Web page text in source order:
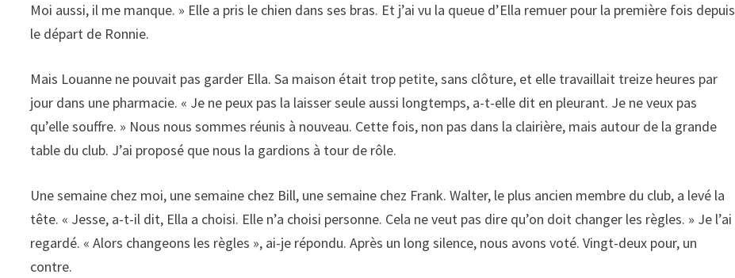
Moi aussi, il me manque. » Elle a pris le chien dans ses bras. Et j’ai vu la queue d’Ella remuer pour la première fois depuis
le départ de Ronnie.
Mais Louanne ne pouvait pas garder Ella. Sa maison était trop petite, sans clôture, et elle travaillait treize heures par
jour dans une pharmacie. « Je ne peux pas la laisser seule aussi longtemps, a-t-elle dit en pleurant. Je ne veux pas
qu’elle souffre. » Nous nous sommes réunis à nouveau. Cette fois, non pas dans la clairière, mais autour de la grande
table du club. J’ai proposé que nous la gardions à tour de rôle.
Une semaine chez moi, une semaine chez Bill, une semaine chez Frank. Walter, le plus ancien membre du club, a levé la
tête. « Jesse, a-t-il dit, Ella a choisi. Elle n’a choisi personne. Cela ne veut pas dire qu’on doit changer les règles. » Je l’ai
regardé. « Alors changeons les règles », ai-je répondu. Après un long silence, nous avons voté. Vingt-deux pour, un
contre.